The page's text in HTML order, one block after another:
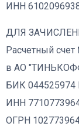
ИНН
ДЛЯ
Расчетный
в АО
БИК 044525974
ИНН
ОГРН